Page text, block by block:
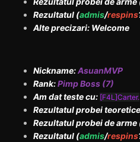
Rezultatul (admis/respins
Alte precizari: Welcome
Nickname:AsuanMVP
Rank:Pimp Boss (7)
Am dat teste cu: [F4L]Carter.
Rezultatul probei
Rezultatul probei de
Rezultatul (admis/respins